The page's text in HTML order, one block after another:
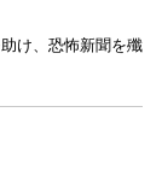
け、恐怖新聞を殲